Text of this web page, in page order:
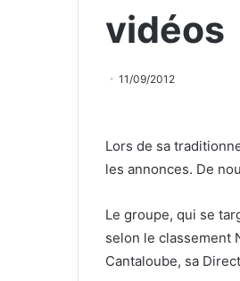
vidéos
11/09/2012
Lors de sa
les annonces. De
Le groupe, qui se
selon le classement
Cantaloube, sa